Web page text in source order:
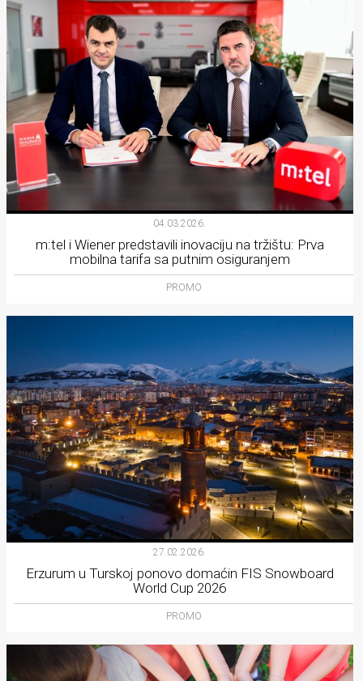
04.03.2026.
m:tel i Wiener predstavili inovaciju na tržištu: Prva
mobilna tarifa sa putnim osiguranjem
PROMO
27.02.2026.
Erzurum u Turskoj ponovo domaćin FIS Snowboard
World Cup 2026
PROMO